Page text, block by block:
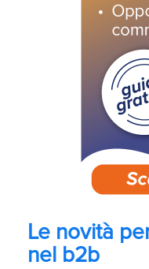
Le novità
nel b2b